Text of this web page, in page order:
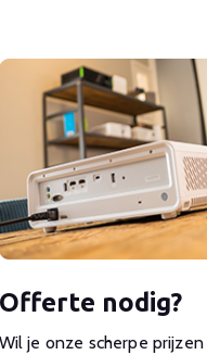
Offerte nodig?
Wil je onze scherpe